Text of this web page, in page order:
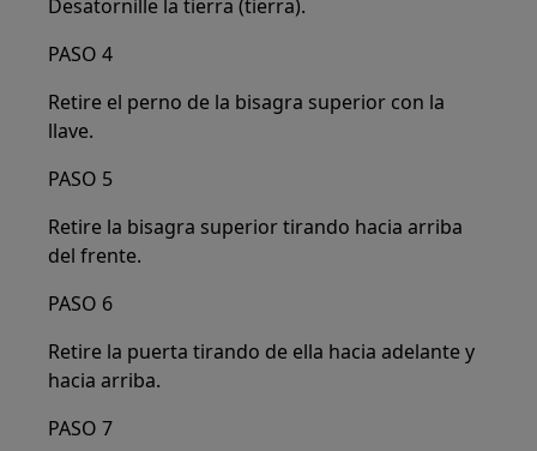
Desatornille la tierra (tierra).
PASO 4
Retire el perno de la bisagra superior con la
llave.
PASO 5
Retire la bisagra superior tirando hacia arriba
del frente.
PASO 6
Retire la puerta tirando de ella hacia adelante y
hacia arriba.
PASO 7